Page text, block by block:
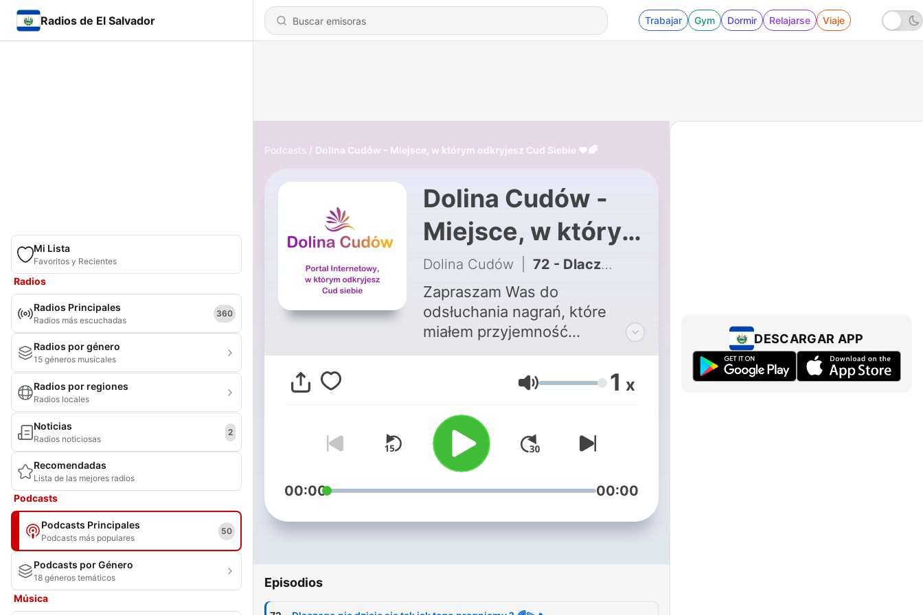
Radios de El Salvador Trabajar Gym Dormir Relajarse Viaje
Mi Lista
Favoritos y Recientes
Radios
Radios Principales
Radios más escuchadas
360
Radios por género
15 géneros musicales
Radios por regiones
Radios locales
Noticias
Radios noticiosas
2
Recomendadas
Lista de las mejores radios
Podcasts
Podcasts Principales
Podcasts más populares
50
Podcasts por Género
18 géneros temáticos
Música
Podcasts Dolina Cudów - Miejsce, w którym odkryjesz Cud Siebie ❤️🌈
Dolina Cudów -
Miejsce, w którym
odkryjesz Cud
Siebie ❤️🌈
Dolina Cudów 72 - Dlaczego nie dzieje się tak jak tego pragniemy ? 🌈💫🔥
Zapraszam Was do
odsłuchania nagrań, które
miałem przyjemność
poprowadzić w Dolinie Cudów.
Dolina Cudów to portal
ezoteryczny jakiego jeszcze
do tej pory nie było. Aby byc
na bieżąco ze wszystkimi
wydarzeniami subskrybuj mój
kanał na Youtube :
https://bit.ly/3OLiQIF Polub
https://www.facebook.com/Dolinacudow
https://www.kronikarzswiatla.com/kartywsparcia
Volumen 1 x
00:00 00:00
Episodios
DESCARGAR APP